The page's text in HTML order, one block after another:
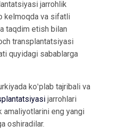
jarrohlik
kelmoqda va sifatli
taqdim etish bilan
transplantatsiyasi
quyidagi sabablarga
koʻplab tajribali va
jarrohlari
amaliyotlarini eng yangi
oshiradilar.